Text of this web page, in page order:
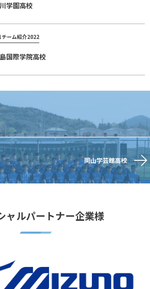
学園高校
チーム紹介2022
国際学院高校
岡山学芸館高校
ャルパートナー企業様